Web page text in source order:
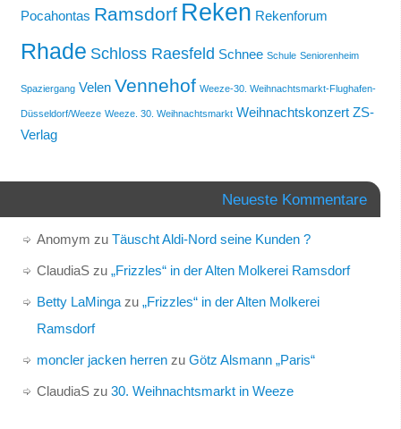
Pocahontas Ramsdorf Reken Rekenforum
Rhade Schloss Raesfeld Schnee Schule Seniorenheim
Spaziergang Velen Vennehof Weeze-30. Weihnachtsmarkt-Flughafen-
Düsseldorf/Weeze Weeze. 30. Weihnachtsmarkt Weihnachtskonzert ZS-
Verlag
Neueste Kommentare
Anomym zu Täuscht Aldi-Nord seine Kunden ?
ClaudiaSzu „Frizzles“ in der Alten Molkerei Ramsdorf
Betty LaMingazu „Frizzles“ in der Alten Molkerei
Ramsdorf
moncler jacken herrenzu Götz Alsmann „Paris“
ClaudiaSzu 30. Weihnachtsmarkt in Weeze